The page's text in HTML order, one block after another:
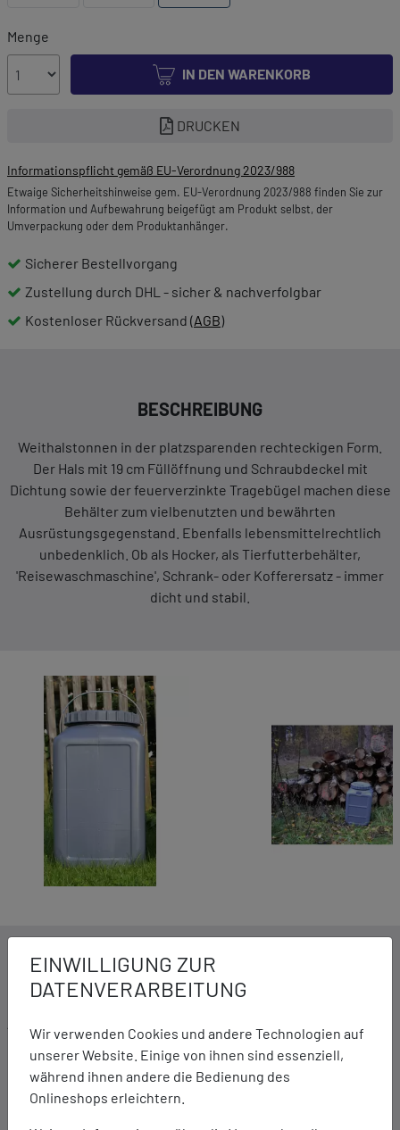
EINWILLIGUNG ZUR
DATENVERARBEITUNG
Wir verwenden Cookies und andere Technologien auf
unserer Website. Einige von ihnen sind essenziell,
während ihnen andere die Bedienung des
Onlineshops erleichtern.
Menge
IN DEN WARENKORB
DRUCKEN
Informationspflicht gemäß EU-Verordnung 2023/988
Etwaige Sicherheitshinweise gem. EU-Verordnung 2023/988 finden Sie zur
Information und Aufbewahrung beigefügt am Produkt selbst, der
Umverpackung oder dem Produktanhänger.
Sicherer Bestellvorgang
Zustellung durch DHL - sicher & nachverfolgbar
Kostenloser Rückversand (AGB)
BESCHREIBUNG
Weithalstonnen in der platzsparenden rechteckigen Form.
Der Hals mit 19 cm Füllöffnung und Schraubdeckel mit
Dichtung sowie der feuerverzinkte Tragebügel machen diese
Behälter zum vielbenutzten und bewährten
Ausrüstungsgegenstand. Ebenfalls lebensmittelrechtlich
unbedenklich. Ob als Hocker, als Tierfutterbehälter,
'Reisewaschmaschine', Schrank- oder Kofferersatz - immer
dicht und stabil.
DETAILS ZUM PRODUKT
100% wasserdicht
Extrem robust
Sehr vielseitig einsetzbar
Öffnung 19 cm